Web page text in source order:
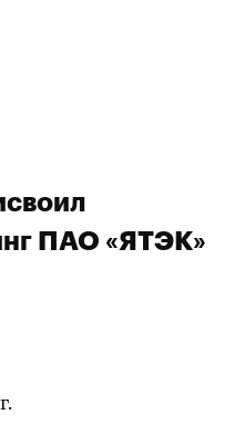
ПАО «ЯТЭК»